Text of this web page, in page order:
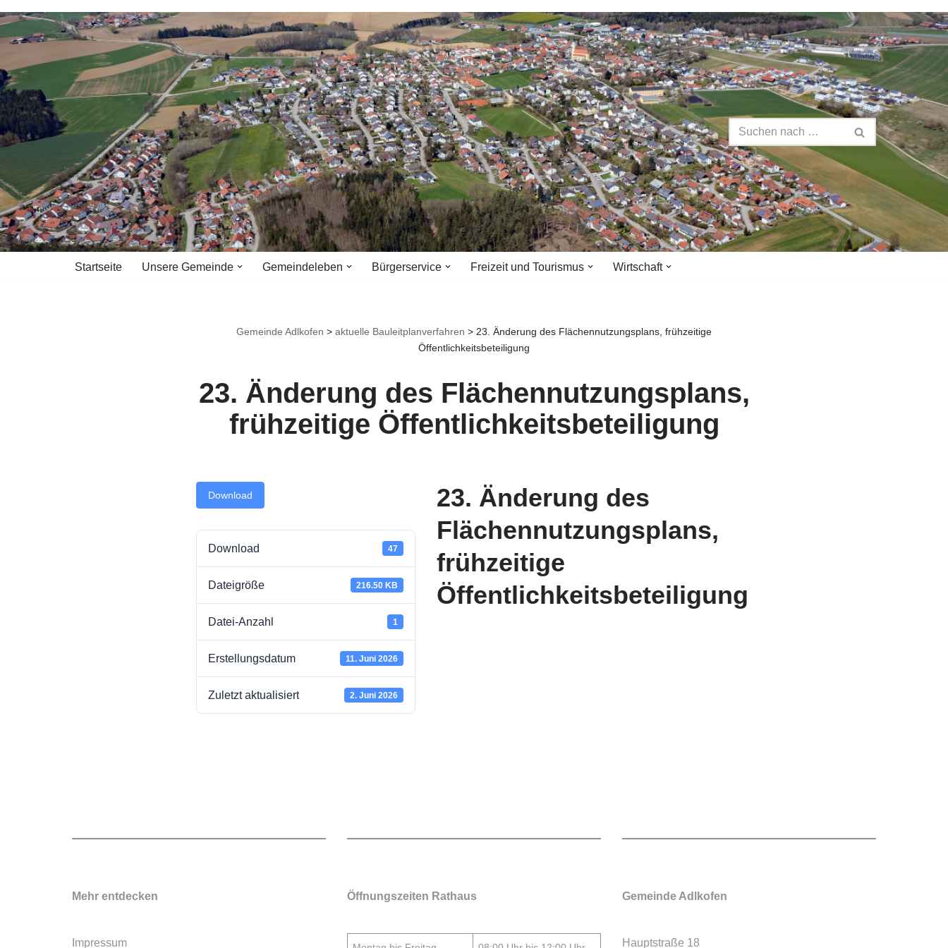
Zum
springen
Startseite Unsere Gemeinde Gemeindeleben Bürgerservice Freizeit und Tourismus Wirtschaft
Gemeinde Adlkofen > aktuelle Bauleitplanverfahren > 23. Änderung des Flächennutzungsplans, frühzeitige
Öffentlichkeitsbeteiligung
23. Änderung des Flächennutzungsplans,
frühzeitige Öffentlichkeitsbeteiligung
Download
Download 47
Dateigröße 216.50 KB
Datei-Anzahl 1
Erstellungsdatum 11. Juni 2026
Zuletzt aktualisiert 2. Juni 2026
23. Änderung des
Flächennutzungsplans,
frühzeitige
Öffentlichkeitsbeteiligung
Mehr entdecken
Impressum
Öffnungszeiten Rathaus Gemeinde Adlkofen
Hauptstraße 18